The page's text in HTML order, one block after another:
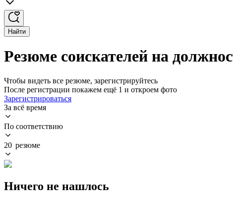
Найти
Резюме соискателей на
Чтобы видеть все резюме, зарегистрируйтесь
После регистрации покажем ещё 1 и откроем фото
Зарегистрироваться
За всё время
По соответствию
20 резюме
Ничего не нашлось